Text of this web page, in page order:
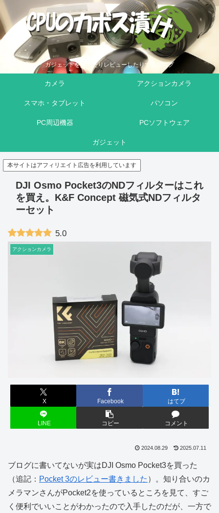
ガジェットを買ったりレビューしたりするブログ
カメラ アクションカメラ
スマホ・タブレット パソコン
PC周辺機器 PCソフトウェア
ガジェット
本サイトはアフィリエイト広告を利用しています
DJI Osmo Pocket3のNDフィルターはこれ
を買え。K&F Concept 磁気式NDフィルタ
ーセット
5.0
アクションカメラ
X Facebook はてブ
LINE コピー コメント
2024.08.29 2025.07.11
ブログに書いてないが実はDJI Osmo Pocket3を買った
（追記： Pocket 3のレビュー書きました ）。知り合いのカ
メラマンさんがPocket2を使っているところを見て、すご
く便利でいいことがわかったので入手したのだが、一方で